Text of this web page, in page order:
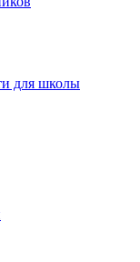
для школы